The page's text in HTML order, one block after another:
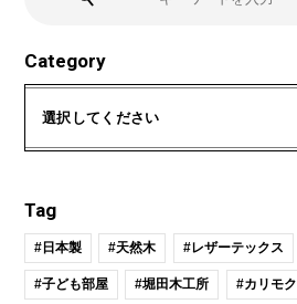
Category
選択してください
Tag
#日本製 #天然木 #レザーテックス
#子ども部屋 #堀田木工所 #カリモク